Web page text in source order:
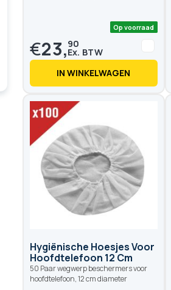
Op
€23,90
IN WINKELWAGEN
Hygiënische Hoesjes Voor
Hoofdtelefoon 12 Cm
50 Paar wegwerp beschermers voor
hoofdtelefoon, 12 cm diameter